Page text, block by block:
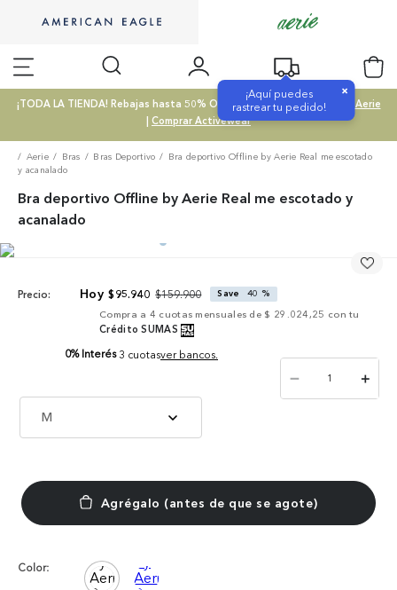
¡Aquí puedes
rastrear tu pedido!
×
¡TODA LA TIENDA! Rebajas hasta 50% OFF |Comprar SALE|Comprar Aerie
| Comprar Activewear
Aerie Bras Bras Deportivo
Bra deportivo Offline by Aerie Real me escotado
y acanalado
Bra deportivo Offline by Aerie Real me escotado y
acanalado
Precio: $95.940 $159.900 Save 40 %
Compra a 4 cuotas mensuales de $ 29.024,25 con tu
Crédito SUMAS
0% Interés 3 cuotasver bancos.
M
＋
－
Color: